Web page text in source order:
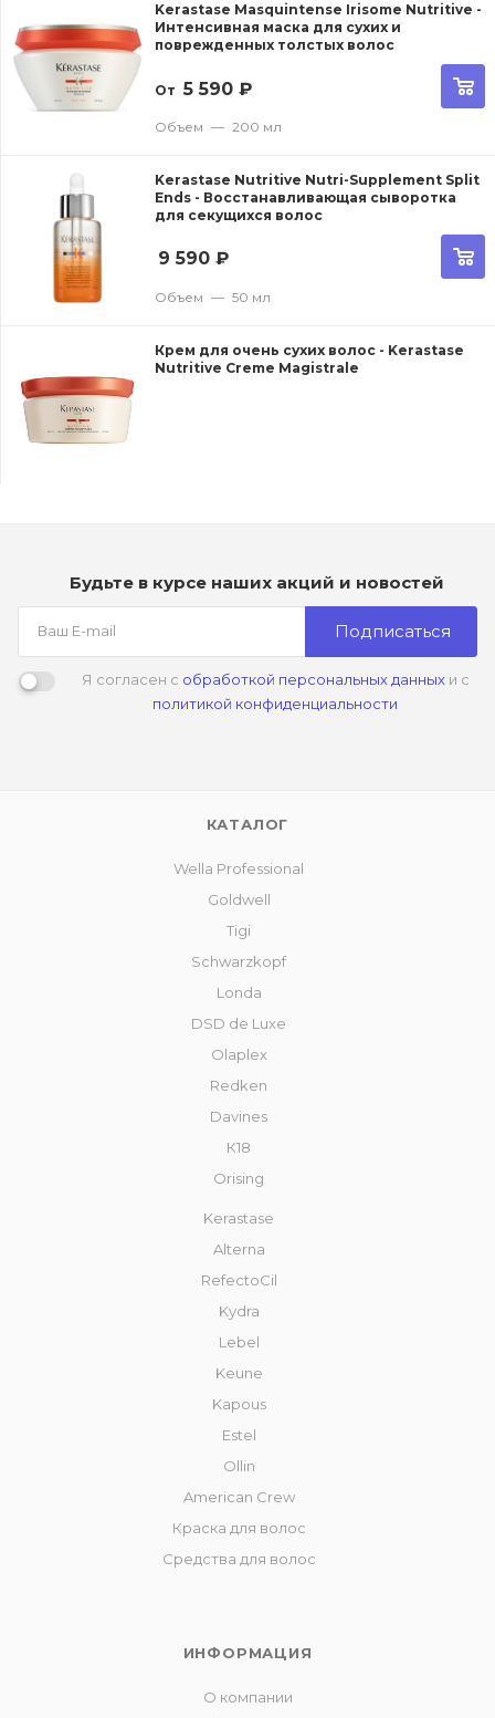
Kerastase Masquintense Irisome Nutritive -
Интенсивная маска для сухих и
поврежденных толстых волос
От 5 590 ₽
Объем — 200 мл
Kerastase Nutritive Nutri-Supplement Split
Ends - Восстанавливающая сыворотка
для секущихся волос
9 590 ₽
Объем — 50 мл
Крем для очень сухих волос - Kerastase
Nutritive Creme Magistrale
Будьте в курсе наших акций и новостей
Подписаться
Я согласен с обработкой персональных данныхи с
политикой конфиденциальности
КАТАЛОГ
Wella Professional
Goldwell
Tigi
Schwarzkopf
Londa
DSD de Luxe
Olaplex
Redken
Davines
К18
Orising
Kerastase
Alterna
RefectoCil
Kydra
Lebel
Keune
Kapous
Estel
Ollin
American Crew
Краска для волос
Средства для волос
ИНФОРМАЦИЯ
О компании